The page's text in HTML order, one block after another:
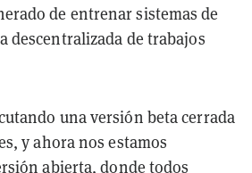
de entrenar sistemas de
descentralizada de trabajos
una versión beta cerrada
y ahora nos estamos
abierta, donde todos